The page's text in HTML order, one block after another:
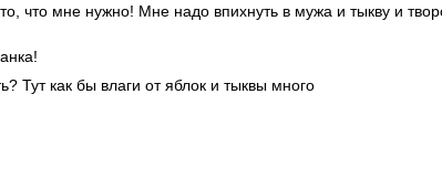
что мне нужно! Мне надо впихнуть в мужа и тыкву и
Тут как бы влаги от яблок и тыквы много